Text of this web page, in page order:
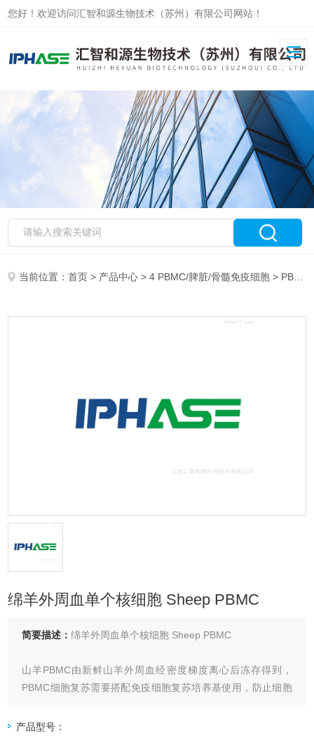
您好！欢迎访问汇智和源生物技术（苏州）有限公司网站！
当前位置：首页 > 产品中心 >4 PBMC/脾脏/骨髓免疫细胞 > PBMC/Leukopak分离
绵羊外周血单个核细胞 Sheep PBMC
简要描述：绵羊外周血单个核细胞 Sheep PBMC
山羊PBMC由新鲜山羊外周血经密度梯度离心后冻存得到，
PBMC细胞复苏需要搭配免疫细胞复苏培养基使用，防止细胞
产品型号：